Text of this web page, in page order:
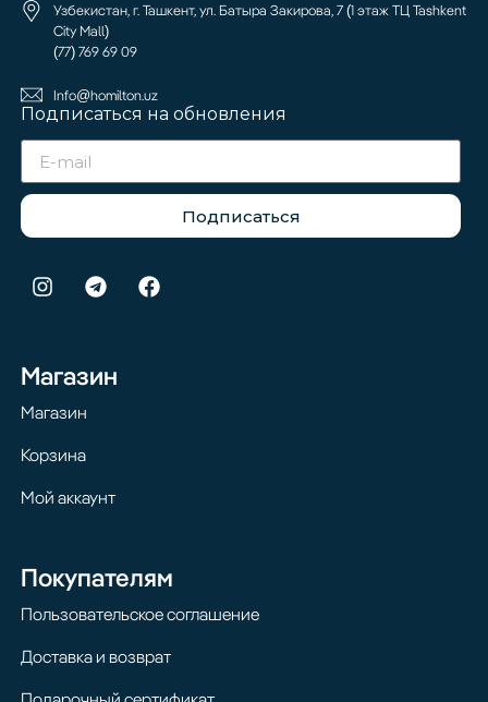
Узбекистан, г. Ташкент, ул. Батыра Закирова, 7 (1 этаж ТЦ Tashkent
City Mall)
(77) 769 69 09
Info@homilton.uz
Подписаться на обновления
Подписаться
Магазин
Магазин
Корзина
Мой аккаунт
Покупателям
Пользовательское соглашение
Доставка и возврат